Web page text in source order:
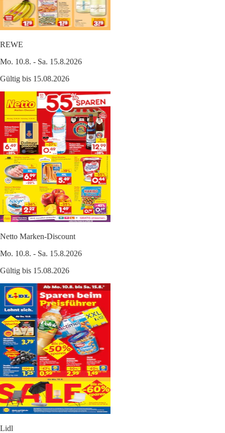
REWE
Mo. 10.8. - Sa. 15.8.2026
Gültig bis 15.08.2026
Netto Marken-Discount
Mo. 10.8. - Sa. 15.8.2026
Gültig bis 15.08.2026
Lidl